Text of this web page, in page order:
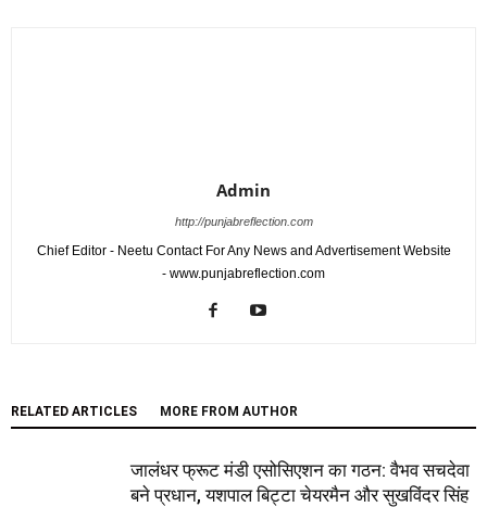
Admin
http://punjabreflection.com
Chief Editor - Neetu Contact For Any News and Advertisement Website
- www.punjabreflection.com
RELATED ARTICLES MORE FROM AUTHOR
जालंधर फ्रूट मंडी एसोसिएशन का गठन: वैभव सचदेवा
बने प्रधान, यशपाल बिट्टा चेयरमैन और सुखविंदर सिंह